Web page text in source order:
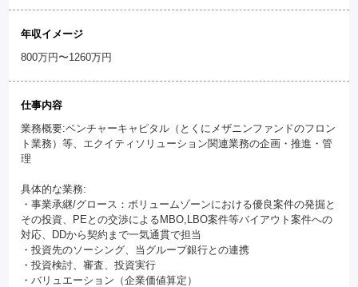
年収イメージ
800万円〜1260万円
仕事内容
業務概要:ベンチャーキャピタル（とくにメザニンファンドのフロン
ト業務）等、エクイティソリューション関連業務の企画・推進・管
理
具体的な業務:
・事業承継/グロース：ボリュームゾーンにおける優良案件の発掘と
その投資、PEとの交渉によるMBO,LBO案件等バイアウト案件への
対応、DDから契約まで一気通貫で担当
・投資先のソーシング、当グループ銀行との連携
・投資検討、審査、投資実行
・バリュエーション（企業価値算定）